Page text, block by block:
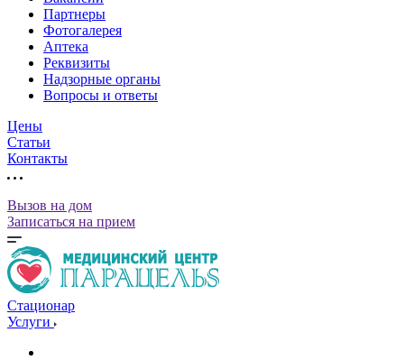
Партнеры
Фотогалерея
Аптека
Реквизиты
Надзорные органы
Вопросы и ответы
Цены
Статьи
Контакты
Вызов на дом
Записаться на прием
Стационар
Услуги